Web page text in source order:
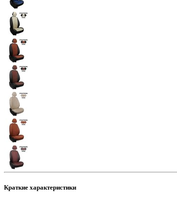
Краткие характеристики